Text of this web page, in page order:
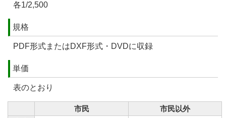
各1/2,500
規格
PDF形式またはDXF形式・DVDに収録
単価
表のとおり
市民
市民以外